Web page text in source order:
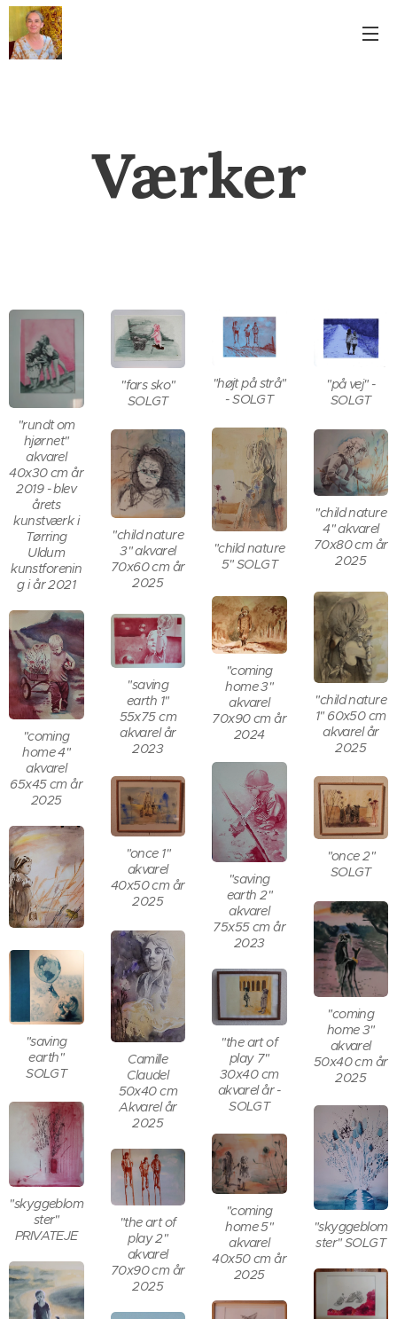
Værker
"rundt om
hjørnet"
akvarel
40x30 cm år
2019 - blev
årets
kunstværk i
Tørring
Uldum
kunstforenin
g i år 2021
"fars sko"
SOLGT
"højt på strå"
- SOLGT
"på vej" -
SOLGT
"child nature
5" SOLGT
"child nature
3" akvarel
70x60 cm år
2025
"child nature
4" akvarel
70x80 cm år
2025
"child nature
1" 60x50 cm
akvarel år
2025
"coming
home 3"
akvarel
70x90 cm år
2024
"coming
home 4"
akvarel
65x45 cm år
2025
"saving
earth 1"
55x75 cm
akvarel år
2023
"saving
earth 2"
akvarel
75x55 cm år
2023
"once 1"
akvarel
40x50 cm år
2025
"once 2"
SOLGT
"coming
home 3"
akvarel
50x40 cm år
2025
Camille
Claudel
50x40 cm
Akvarel år
2025
"saving
earth"
SOLGT
"the art of
play 7"
30x40 cm
akvarel år -
SOLGT
"skyggeblom
ster"
PRIVATEJE
"skyggeblom
ster" SOLGT
"coming
home 5"
akvarel
40x50 cm år
2025
"the art of
play 2"
akvarel
70x90 cm år
2025